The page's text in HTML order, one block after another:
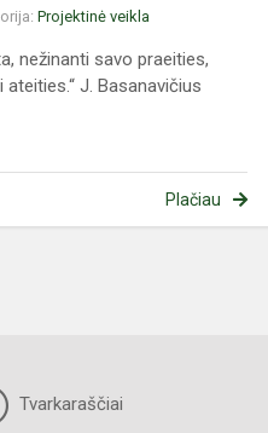
Projektinė veikla
nežinanti savo praeities,
ateities.“ J. Basanavičius
Plačiau
Tvarkaraščiai